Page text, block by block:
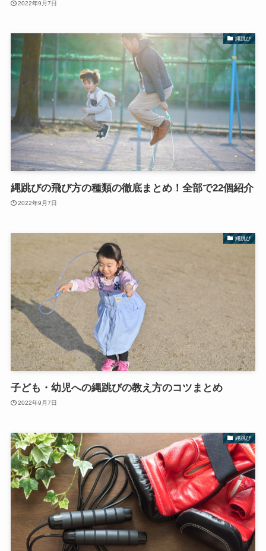
2022年9月7日
縄跳び
縄跳びの飛び方の種類の徹底まとめ！全部で22個紹介
2022年9月7日
縄跳び
子ども・幼児への縄跳びの教え方のコツまとめ
2022年9月7日
縄跳び